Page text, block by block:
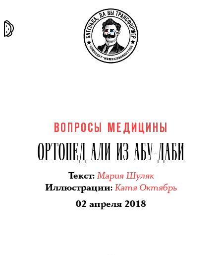
ВОПРОСЫ МЕДИЦИНЫ
ОРТОПЕД АЛИ ИЗ АБУ-ДАБИ
Текст:Мария Шуляк
Иллюстрации:Катя Октябрь
02 апреля 2018